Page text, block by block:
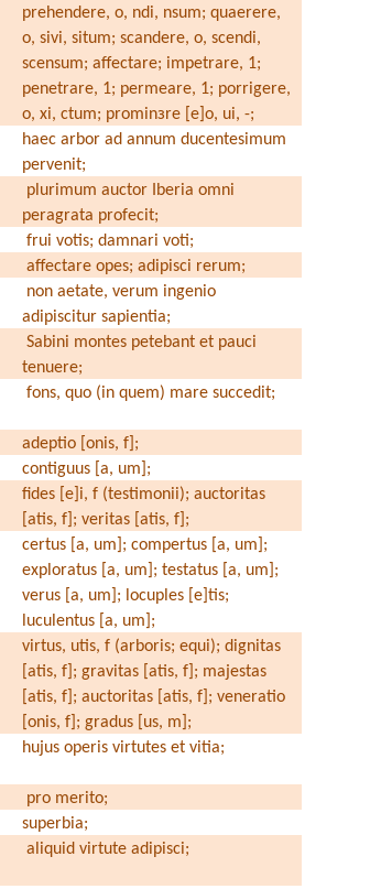
prehendere, o, ndi, nsum; quaerere,
o, sivi, situm; scandere, o, scendi,
scensum; affectare; impetrare, 1;
penetrare, 1; permeare, 1; porrigere,
o, xi, ctum; prominзre [e]o, ui, -;
haec arbor ad annum ducentesimum
pervenit;
plurimum auctor Iberia omni
peragrata profecit;
frui votis; damnari voti;
affectare opes; adipisci rerum;
non aetate, verum ingenio
adipiscitur sapientia;
Sabini montes petebant et pauci
tenuere;
fons, quo (in quem) mare succedit;
adeptio [onis, f];
contiguus [a, um];
fides [e]i, f (testimonii); auctoritas
[atis, f]; veritas [atis, f];
certus [a, um]; compertus [a, um];
exploratus [a, um]; testatus [a, um];
verus [a, um]; locuples [e]tis;
luculentus [a, um];
virtus, utis, f (arboris; equi); dignitas
[atis, f]; gravitas [atis, f]; majestas
[atis, f]; auctoritas [atis, f]; veneratio
[onis, f]; gradus [us, m];
hujus operis virtutes et vitia;
pro merito;
superbia;
aliquid virtute adipisci;